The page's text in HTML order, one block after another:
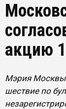
акцию
Мэрия Москвы
шествие по